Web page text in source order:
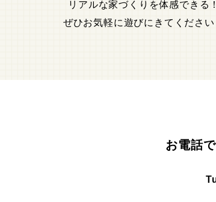
リアルな家づくりを体感できる！
ぜひお気軽に遊びにきてください
お電話